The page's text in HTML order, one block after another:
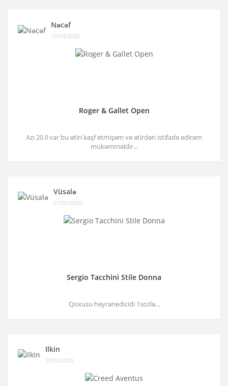
Nəcəf
15/03/2026
Roger & Gallet Open
Azı 20 il var bu ətiri kəşf etmişəm və ətirdən istifadə edirəm
mükəmməldir...
Vüsalə
27/01/2026
Sergio Tacchini Stile Donna
Qoxusu heyranedicidi 1sozlə...
Ilkin
18/01/2026